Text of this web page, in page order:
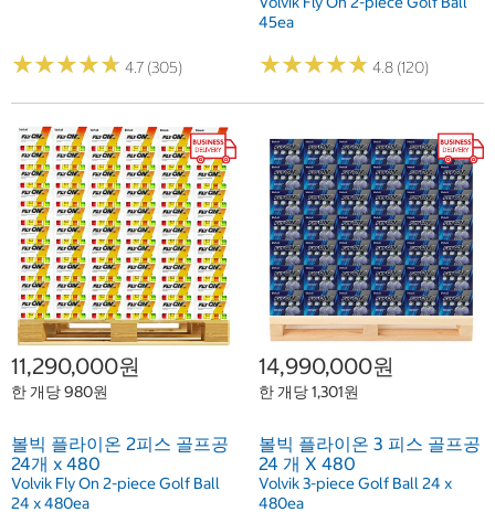
★★★★★
★★★★★ 4.7 (305)
45ea
★★★★★
★★★★★ 4.8 (120)
11,290,000원
한 개당 980원
볼빅 플라이온 2피스 골프공
24개 x 480
Volvik Fly On 2-piece Golf Ball
24 x 480ea
14,990,000원
한 개당 1,301원
볼빅 플라이온 3 피스 골프공
24 개 X 480
Volvik 3-piece Golf Ball 24 x
480ea